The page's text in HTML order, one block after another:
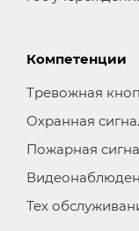
Компетенции
Тревожная
Охранная
Пожарная
Тех